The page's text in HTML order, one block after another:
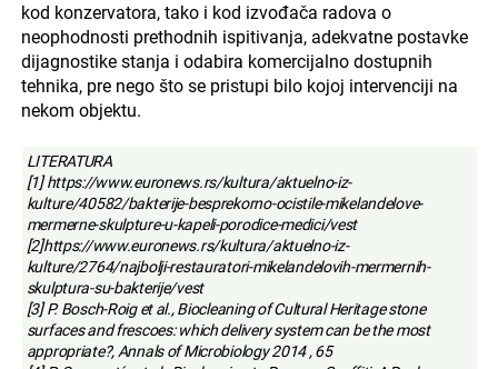
kod konzervatora, tako i kod izvođača radova o
neophodnosti prethodnih ispitivanja, adekvatne postavke
dijagnostike stanja i odabira komercijalno dostupnih
tehnika, pre nego što se pristupi bilo kojoj intervenciji na
nekom objektu.
LITERATURA
[1] https://www.euronews.rs/kultura/aktuelno-iz-
kulture/40582/bakterije-besprekorno-ocistile-mikelandelove-
mermerne-skulpture-u-kapeli-porodice-medici/vest
[2]https://www.euronews.rs/kultura/aktuelno-iz-
kulture/2764/najbolji-restauratori-mikelandelovih-mermernih-
skulptura-su-bakterije/vest
[3] P. Bosch-Roig et al., Biocleaning of Cultural Heritage stone
surfaces and frescoes: which delivery system can be the most
appropriate?, Annals of Microbiology 2014 , 65